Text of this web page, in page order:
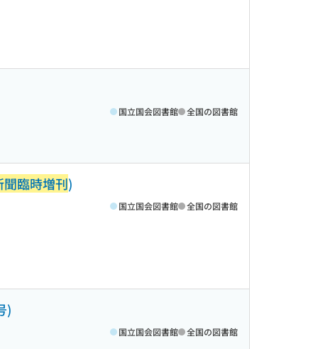
国立国会図書館 全国の図書館
臨時増刊)
国立国会図書館 全国の図書館
)
国立国会図書館 全国の図書館